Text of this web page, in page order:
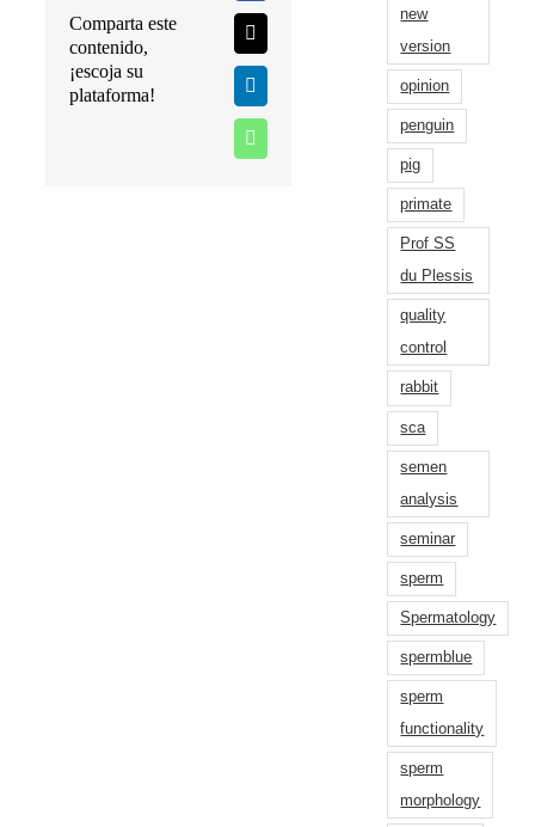
granja
–
23
abril
Comparta este
contenido,
¡escoja su
plataforma!
X
LinkedIn
WhatsApp
new
version
opinion
penguin
pig
primate
Prof SS
du Plessis
quality
control
rabbit
sca
semen
analysis
seminar
sperm
Spermatology
spermblue
sperm
functionality
sperm
morphology